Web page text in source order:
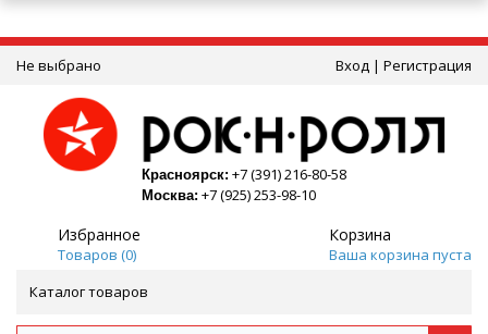
Не выбрано Вход | Регистрация
Красноярск: +7 (391) 216-80-58
Москва: +7 (925) 253-98-10
Избранное
Товаров (0)
Корзина
Ваша корзина пуста
Каталог товаров